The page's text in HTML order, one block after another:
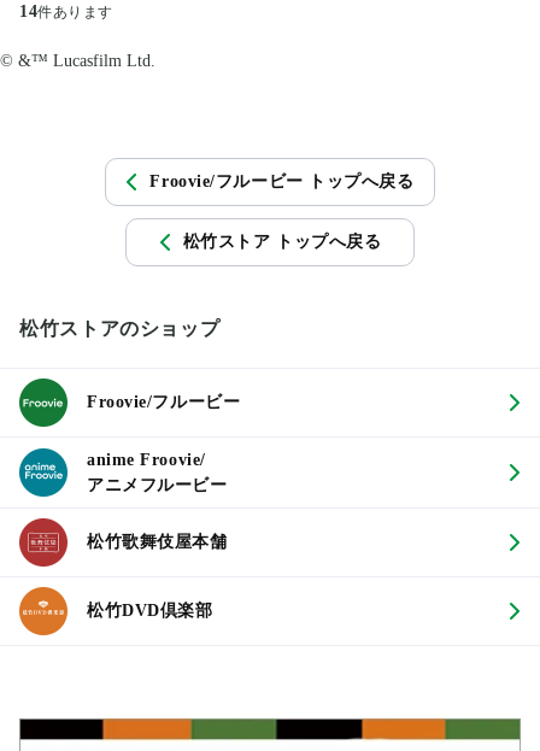
14件あります
© &™ Lucasfilm Ltd.
Froovie/フルービー トップへ戻る
松竹ストア トップへ戻る
松竹ストアのショップ
Froovie/フルービー
anime Froovie/
アニメフルービー
松竹歌舞伎屋本舗
松竹DVD倶楽部